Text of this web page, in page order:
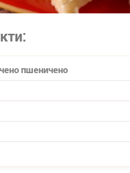
пшеничено